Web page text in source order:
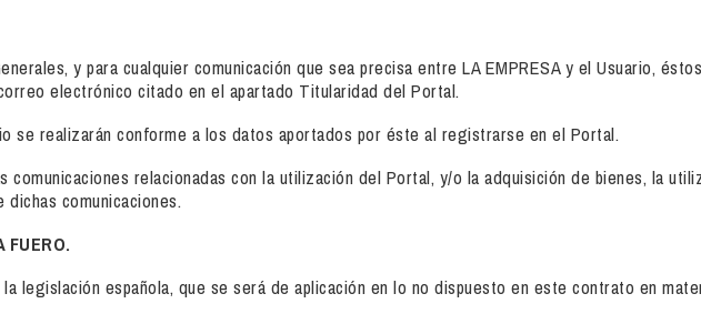
y para cualquier comunicación que sea precisa entre LA EMPRESA y el Usuario,
electrónico citado en el apartado Titularidad del Portal.
se realizarán conforme a los datos aportados por éste al registrarse en el Portal.
comunicaciones relacionadas con la utilización del Portal, y/o la adquisición de bienes, la
comunicaciones.
legislación española, que se será de aplicación en lo no dispuesto en este contrato en